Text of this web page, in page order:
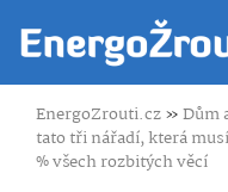
EnergoZrouti.cz»Dům
tato tři nářadí, která
% všech rozbitých věcí